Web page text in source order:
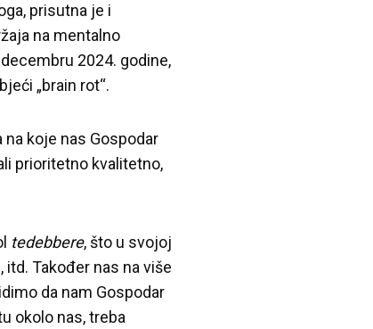
prisutna je i
na mentalno
2024. godine,
„brain rot“.
koje nas Gospodar
prioritetno kvalitetno,
tedebbere, što u svojoj
Također nas na više
da nam Gospodar
okolo nas, treba